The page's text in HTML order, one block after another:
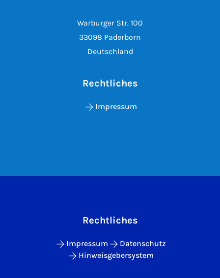
Warburger Str. 100
33098 Paderborn
Deutschland
Rechtliches
Impressum
Rechtliches
Impressum
Datenschutz
Hinweisgebersystem